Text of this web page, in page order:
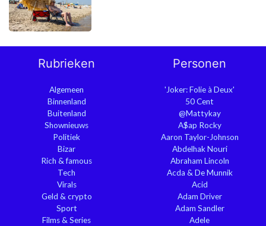
Rubrieken
Algemeen
Binnenland
Buitenland
Shownieuws
Politiek
Bizar
Rich & famous
Tech
Virals
Geld & crypto
Sport
Films & Series
Personen
'Joker: Folie à Deux'
50 Cent
@Mattykay
A$ap Rocky
Aaron Taylor-Johnson
Abdelhak Nouri
Abraham Lincoln
Acda & De Munnik
Acid
Adam Driver
Adam Sandler
Adele